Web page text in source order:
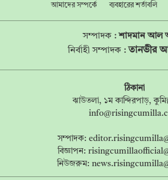
আমাদের সম্পর্কে ব্যবহারের শর্তাবলি
সম্পাদক :শাদমান আল
নির্বাহী সম্পাদক : তানভীর
ঠিকানা
ঝাউতলা, ১ম কান্দিরপাড়,
সম্পাদক:
বিজ্ঞাপন:
নিউজরুম: